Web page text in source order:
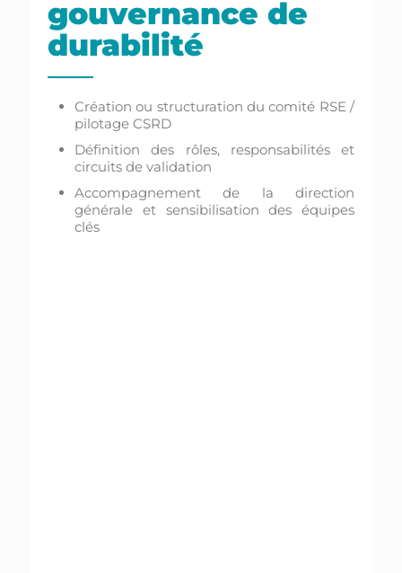
gouvernance de
durabilité
Création ou structuration du comité RSE /
pilotage CSRD
Définition des rôles, responsabilités et
circuits de validation
Accompagnement de la direction
générale et sensibilisation des équipes
clés